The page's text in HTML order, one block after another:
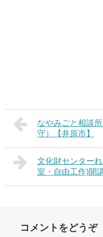
なやみごと相談
守）【井原市】
文化財センター
室・自由工作)開
コメントをどうぞ